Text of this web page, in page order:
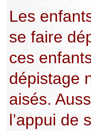
Les
se faire
ces
dépistage
aisés.
l’appui de